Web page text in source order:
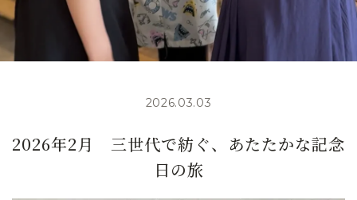
2026.03.03
2026年2月 三世代で紡ぐ、あたたかな記念
日の旅